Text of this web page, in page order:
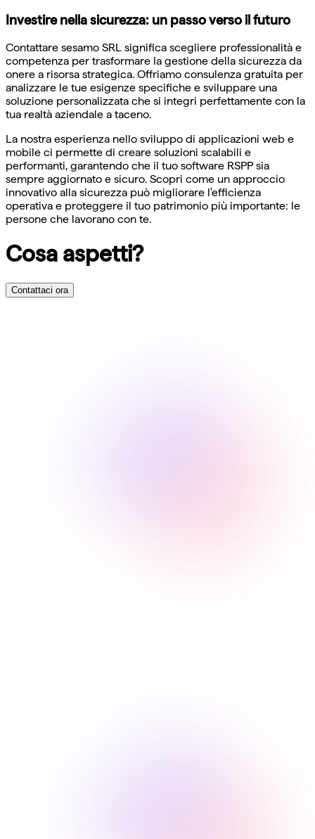
Investire nella sicurezza: un passo verso il futuro
Contattare sesamo SRL significa scegliere professionalità e
competenza per trasformare la gestione della sicurezza da
onere a risorsa strategica. Offriamo consulenza gratuita per
analizzare le tue esigenze specifiche e sviluppare una
soluzione personalizzata che si integri perfettamente con la
tua realtà aziendale a taceno.
La nostra esperienza nello sviluppo di applicazioni web e
mobile ci permette di creare soluzioni scalabili e
performanti, garantendo che il tuo software RSPP sia
sempre aggiornato e sicuro. Scopri come un approccio
innovativo alla sicurezza può migliorare l'efficienza
operativa e proteggere il tuo patrimonio più importante: le
persone che lavorano con te.
Cosa aspetti?
Contattaci ora